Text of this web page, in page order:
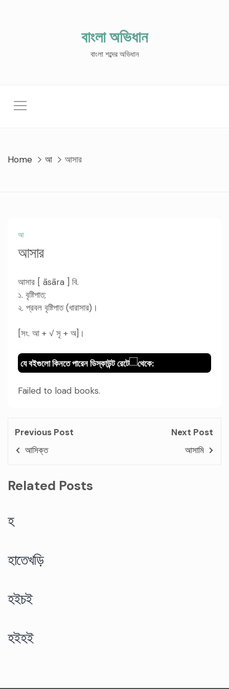
বাংলা অভিধান
বাংলা শব্দের অভিধান
Home আ আসার
আ
আসার
আসার [ āsāra ] বি.
১. বৃষ্টিপাত;
২. প্রবল বৃষ্টিপাত (ধারাসার)।
[সং. আ + √ সৃ + অ]।
যে বইগুলো কিনতে পারেন ডিস্কাউন্ট রেটে থেকে:
Failed to load books.
Previous Post
আসিক্ত
Next Post
আসামি
Related Posts
হ
হাতেখড়ি
হইচই
হইহই